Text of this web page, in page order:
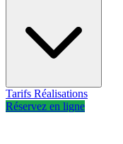
Tarifs Réalisations
Réservez en ligne